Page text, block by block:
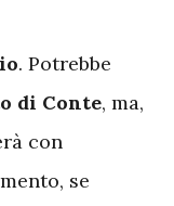
. Potrebbe
di Conte, ma,
con
se